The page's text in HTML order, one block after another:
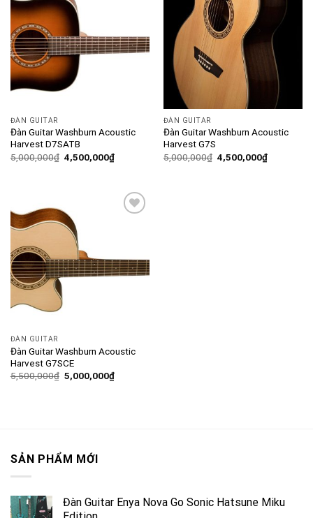
ĐÀN GUITAR
Đàn Guitar Washburn Acoustic
Harvest D7SATB
5,000,000₫ 4,500,000₫
wishlist
ĐÀN GUITAR
Đàn Guitar Washburn Acoustic
Harvest G7S
5,000,000₫ 4,500,000₫
ĐÀN GUITAR
Đàn Guitar Washburn Acoustic
Harvest G7SCE
5,500,000₫ 5,000,000₫
SẢN PHẨM MỚI
Đàn Guitar Enya Nova Go Sonic Hatsune Miku